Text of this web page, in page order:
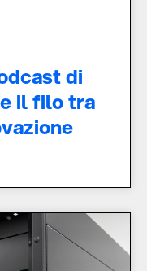
di
il filo tra